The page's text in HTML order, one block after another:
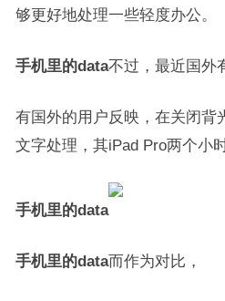
够更好地处理一些轻度办公。
手机里的data不过，最近国外
有国外的用户反映，在关闭背
文字处理，其iPad Pro两个小
手机里的data
手机里的data而作为对比，